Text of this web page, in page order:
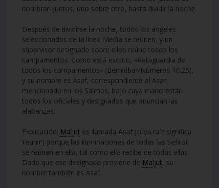
nombran juntos, uno sobre otro, hasta dividir la noche.
Después de dividirse la noche, todos los ángeles
seleccionados de la línea Media se reúnen, y un
supervisor designado sobre ellos reúne todos los
campamentos. Como está escrito, «Retaguardia de
todos los campamentos» (Bemidbar/Números 10:25),
y su nombre es Asaf, correspondiente al Asaf
mencionado en los Salmos, bajo cuya mano están
todos los oficiales y designados que anuncian las
alabanzas.
Explicación: Maljut es llamada Asaf (cuya raíz significa
‘reunir’) porque las iluminaciones de todas las Sefirot
se reúnen en ella, tal como ella recibe de todas ellas.
Dado que ese designado proviene de Maljut, su
nombre también es Asaf.